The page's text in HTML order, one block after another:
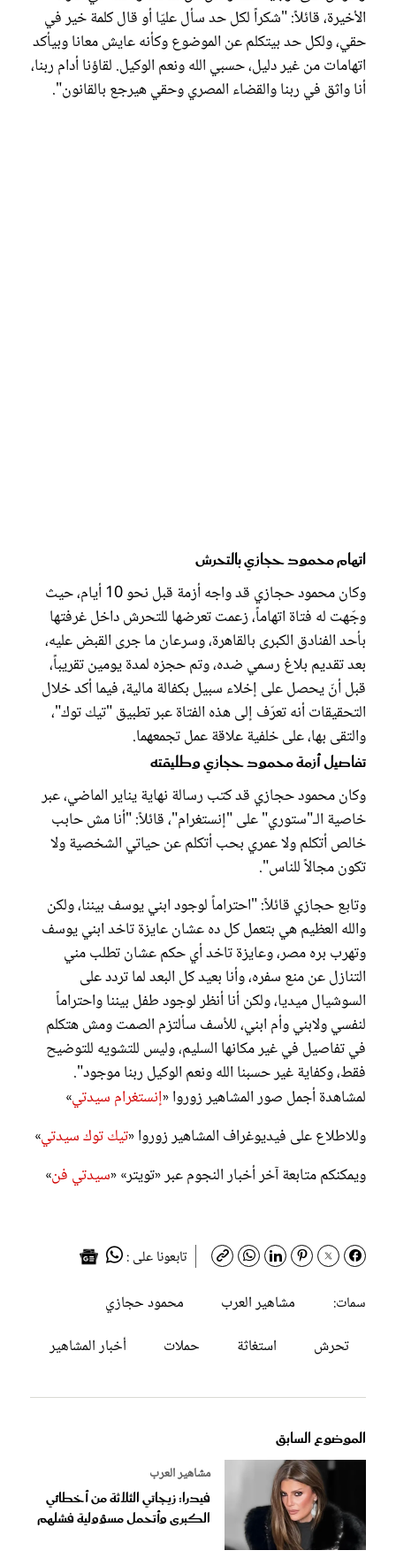
الأخيرة، قائلاً: "شكراً لكل حد سأل عليّا أو قال كلمة خير في
حقي، ولكل حد بيتكلم عن الموضوع وكأنه عايش معانا وبيأكد
اتهامات من غير دليل، حسبي الله ونعم الوكيل. لقاؤنا أدام ربنا،
أنا واثق في ربنا والقضاء المصري وحقي هيرجع بالقانون".
اتهام محمود حجازي بالتحرش
وكان محمود حجازي قد واجه أزمة قبل نحو 10 أيام، حيث
وجّهت له فتاة اتهاماً، زعمت تعرضها للتحرش داخل غرفتها
بأحد الفنادق الكبرى بالقاهرة، وسرعان ما جرى القبض عليه،
بعد تقديم بلاغ رسمي ضده، وتم حجزه لمدة يومين تقريباً،
قبل أنّ يحصل على إخلاء سبيل بكفالة مالية، فيما أكد خلال
التحقيقات أنه تعرّف إلى هذه الفتاة عبر تطبيق "تيك توك"،
والتقى بها، على خلفية علاقة عمل تجمعهما.
تفاصيل أزمة محمود حجازي وطليقته
وكان محمود حجازي قد كتب رسالة نهاية يناير الماضي، عبر
خاصية الـ"ستوري" على "إنستغرام"، قائلاً: "أنا مش حابب
خالص أتكلم ولا عمري بحب أتكلم عن حياتي الشخصية ولا
تكون مجالاً للناس".
وتابع حجازي قائلاً: "احتراماً لوجود ابني يوسف بيننا، ولكن
والله العظيم هي بتعمل كل ده عشان عايزة تاخد ابني يوسف
وتهرب بره مصر، وعايزة تاخد أي حكم عشان تطلب مني
التنازل عن منع سفره، وأنا بعيد كل البعد لما تردد على
السوشيال ميديا، ولكن أنا أنظر لوجود طفل بيننا واحتراماً
لنفسي ولابني وأم ابني، للأسف سألتزم الصمت ومش هتكلم
في تفاصيل في غير مكانها السليم، وليس للتشويه للتوضيح
فقط، وكفاية غير حسبنا الله ونعم الوكيل ربنا موجود".
لمشاهدة أجمل صور المشاهير زوروا «إنستغرام سيدتي»
وللاطلاع على فيديوغراف المشاهير زوروا «تيك توك سيدتي»
ويمكنكم متابعة آخر أخبار النجوم عبر «تويتر» «سيدتي فن»
تابعونا على :
سمات:
مشاهير العرب
محمود حجازي
تحرش
استغاثة حملات أخبار المشاهير
الموضوع السابق
مشاهير العرب
فيدرا: زيجاتي الثلاثة من أخطائي
الكبرى وأتحمل مسؤولية فشلهم